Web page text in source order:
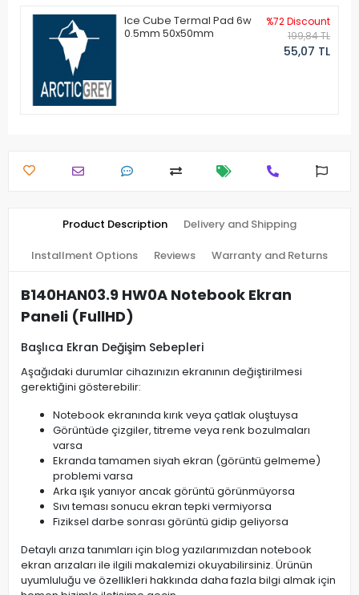
Ice Cube Termal Pad 6w
0.5mm 50x50mm
%72 Discount
199,84 TL
55,07 TL
Product Description Delivery and Shipping
Installment Options Reviews Warranty and Returns
B140HAN03.9 HW0A Notebook Ekran
Paneli (FullHD)
Başlıca Ekran Değişim Sebepleri
Aşağıdaki durumlar cihazınızın ekranının değiştirilmesi
gerektiğini gösterebilir:
Notebook ekranında kırık veya çatlak oluştuysa
Görüntüde çizgiler, titreme veya renk bozulmaları
varsa
Ekranda tamamen siyah ekran (görüntü gelmeme)
problemi varsa
Arka ışık yanıyor ancak görüntü görünmüyorsa
Sıvı teması sonucu ekran tepki vermiyorsa
Fiziksel darbe sonrası görüntü gidip geliyorsa
Detaylı arıza tanımları için blog yazılarımızdan notebook
ekran arızaları ile ilgili makalemizi okuyabilirsiniz. Ürünün
uyumluluğu ve özellikleri hakkında daha fazla bilgi almak için